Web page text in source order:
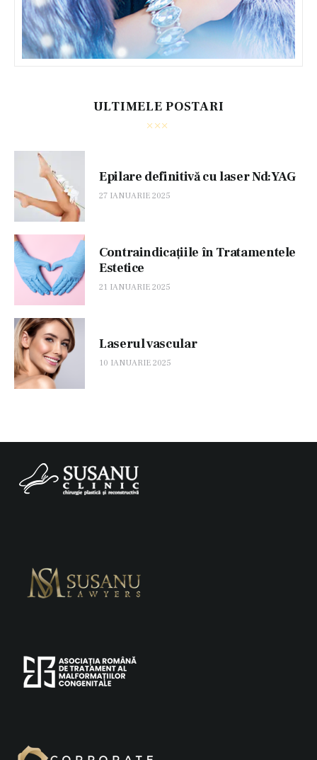
ULTIMELE POSTARI
Epilare definitivă cu laser Nd:YAG
27 IANUARIE 2025
Contraindicațiile în Tratamentele
Estetice
21 IANUARIE 2025
Laserul vascular
10 IANUARIE 2025